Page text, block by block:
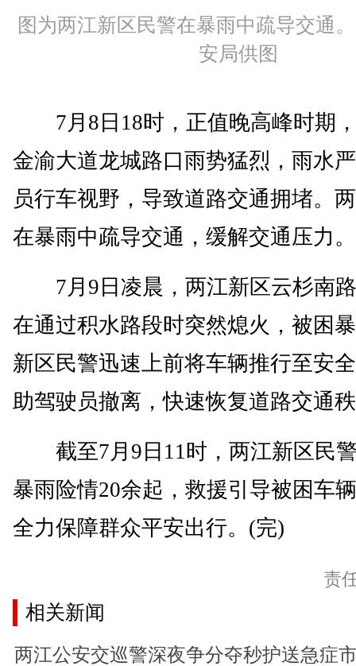
图为两江新区民警在暴雨中疏导交通
安局供图
7月8日18时，正值晚高峰时期
金渝大道龙城路口雨势猛烈，雨水
员行车视野，导致道路交通拥堵。
在暴雨中疏导交通，缓解交通压力。
7月9日凌晨，两江新区云杉南路
在通过积水路段时突然熄火，被困
新区民警迅速上前将车辆推行至安
助驾驶员撤离，快速恢复道路交通
截至7月9日11时，两江新区民
暴雨险情20余起，救援引导被困车
全力保障群众平安出行。(完)
责
相关新闻
两江公安交巡警深夜争分夺秒护送急症